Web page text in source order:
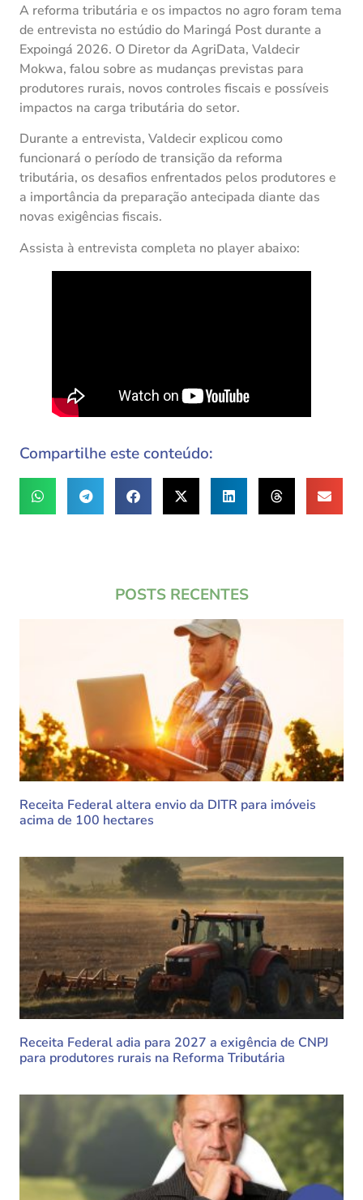
A reforma tributária e os impactos no agro foram tema
de entrevista no estúdio do Maringá Post durante a
Expoingá 2026. O Diretor da AgriData, Valdecir
Mokwa, falou sobre as mudanças previstas para
produtores rurais, novos controles fiscais e possíveis
impactos na carga tributária do setor.
Durante a entrevista, Valdecir explicou como
funcionará o período de transição da reforma
tributária, os desafios enfrentados pelos produtores e
a importância da preparação antecipada diante das
novas exigências fiscais.
Assista à entrevista completa no player abaixo:
Compartilhe este conteúdo:
POSTS RECENTES
Receita Federal altera envio da DITR para imóveis
acima de 100 hectares
Receita Federal adia para 2027 a exigência de CNPJ
para produtores rurais na Reforma Tributária